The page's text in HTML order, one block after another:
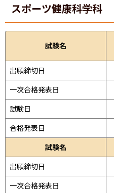
スポーツ健康科学科
試験名
出願締切日
一次合格発表日
試験日
合格発表日
試験名
出願締切日
一次合格発表日